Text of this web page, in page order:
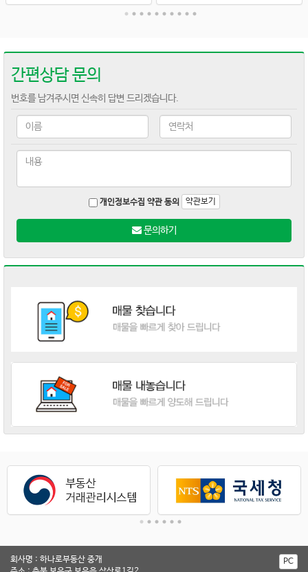
간편상담 문의
번호를 남겨주시면 신속히 답변 드리겠습니다.
개인정보수집 약관 동의 약관보기
문의하기
회사명 : 하나로부동산 중개
PC